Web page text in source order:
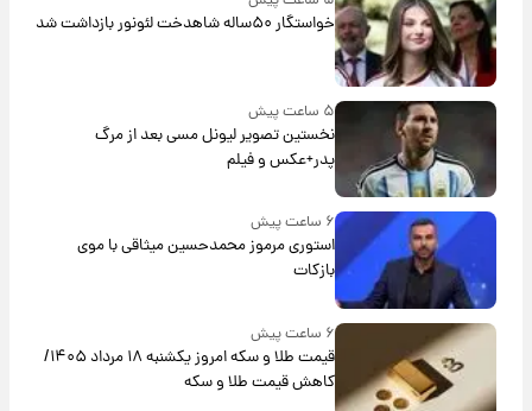
خواستگار ۵۰ساله شاهدخت لئونور بازداشت شد
۵ ساعت پیش
نخستین تصویر لیونل مسی بعد از مرگ
پدر+عکس و فیلم
۶ ساعت پیش
استوری مرموز محمدحسین میثاقی با موی
بازکات
قیمت طلا و سکه امروز یکشنبه ۱۸ مرداد ۱۴۰۵/
کاهش قیمت طلا و سکه